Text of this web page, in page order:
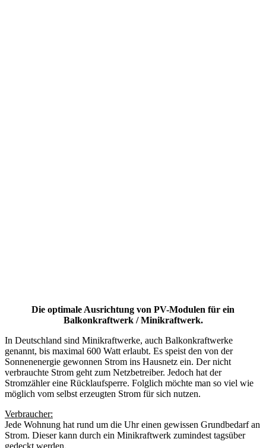
Die optimale Ausrichtung von PV-Modulen für ein
Balkonkraftwerk / Minikraftwerk.
In Deutschland sind Minikraftwerke, auch Balkonkraftwerke
genannt, bis maximal 600 Watt erlaubt. Es speist den von der
Sonnenenergie gewonnen Strom ins Hausnetz ein. Der nicht
verbrauchte Strom geht zum Netzbetreiber. Jedoch hat der
Stromzähler eine Rücklaufsperre. Folglich möchte man so viel wie
möglich vom selbst erzeugten Strom für sich nutzen.
Verbraucher:
Jede Wohnung hat rund um die Uhr einen gewissen Grundbedarf an
Strom. Dieser kann durch ein Minikraftwerk zumindest tagsüber
gedeckt werden.